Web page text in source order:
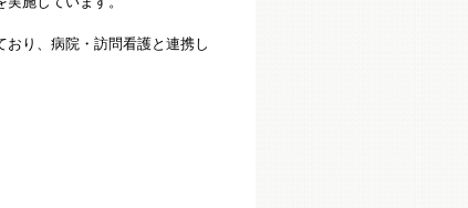
おり、病院・訪問看護と連携し